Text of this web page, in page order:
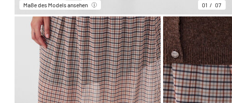
Maße des Models ansehen 01 07